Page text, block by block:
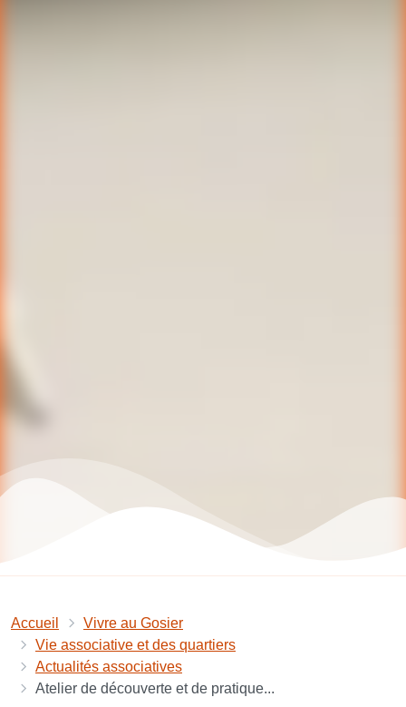
Accueil
Vivre au Gosier
Vie associative et des quartiers
Actualités associatives
Atelier de découverte et de pratique...